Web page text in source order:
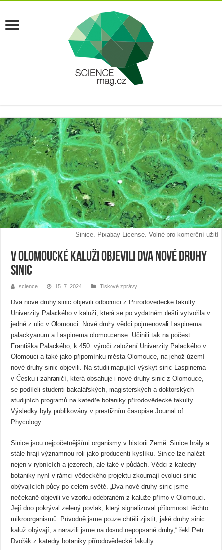
Sinice. Pixabay License. Volné pro komerční užití
V olomoucké kaluži objevili dva nové druhy
sinic
science 15. 7. 2024 Tiskové zprávy
Dva nové druhy sinic objevili odborníci z Přírodovědecké fakulty
Univerzity Palackého v kaluži, která se po vydatném dešti vytvořila v
jedné z ulic v Olomouci. Nové druhy vědci pojmenovali Laspinema
palackyanum a Laspinema olomoucense. Učinili tak na počest
Františka Palackého, k 450. výročí založení Univerzity Palackého v
Olomouci a také jako připomínku města Olomouce, na jehož území
nové druhy sinic objevili. Na studii mapující výskyt sinic Laspinema
v Česku i zahraničí, která obsahuje i nové druhy sinic z Olomouce,
se podíleli studenti bakalářských, magisterských a doktorských
studijních programů na katedře botaniky přírodovědecké fakulty.
Výsledky byly publikovány v prestižním časopise Journal of
Phycology.
Sinice jsou nejpočetnějšími organismy v historii Země. Sinice hrály a
stále hrají významnou roli jako producenti kyslíku. Sinice lze nalézt
nejen v rybnících a jezerech, ale také v půdách. Vědci z katedry
botaniky nyní v rámci vědeckého projektu zkoumají evoluci sinic
obývajících půdy po celém světě. „Dva nové druhy sinic jsme
nečekaně objevili ve vzorku odebraném z kaluže přímo v Olomouci.
Její dno pokrýval zelený povlak, který signalizoval přítomnost těchto
mikroorganismů. Původně jsme pouze chtěli zjistit, jaké druhy sinic
kaluž obývají, a narazili jsme na dosud nepopsané druhy,“ řekl Petr
Dvořák z katedry botaniky přírodovědecké fakulty.